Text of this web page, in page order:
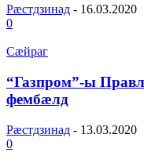
Рæстдзинад - 16.03.2020
0
Сæйраг
“Газпром”-ы
фембæлд
Рæстдзинад - 13.03.2020
0